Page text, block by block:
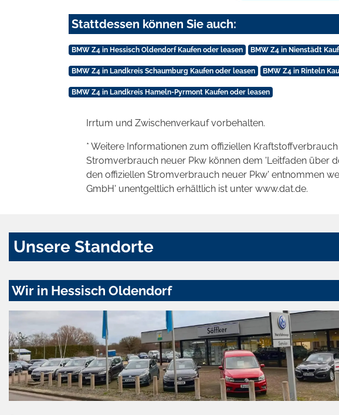
Stattdessen können Sie auch:
BMW Z4 in Hessisch Oldendorf Kaufen oder leasen BMW Z4 in Nienstädt
BMW Z4 in Landkreis Schaumburg Kaufen oder leasen BMW Z4 in Rinteln
BMW Z4 in Landkreis Hameln-Pyrmont Kaufen oder leasen
Irrtum und Zwischenverkauf vorbehalten.
* Weitere Informationen zum offiziellen
Stromverbrauch neuer Pkw können dem 'Leitfaden über
den offiziellen Stromverbrauch neuer Pkw' entnommen
GmbH' unentgeltlich erhältlich ist unter www.dat.de.
Unsere Standorte
Wir in Hessisch Oldendorf